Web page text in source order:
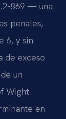
869 — una
penales,
6, y sin
de exceso
un
Wight
en